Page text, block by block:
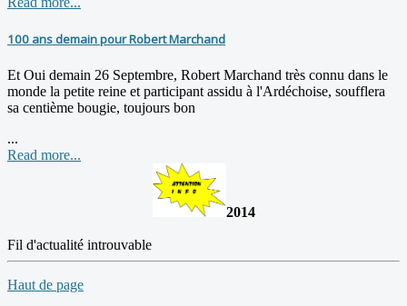
100 ans demain pour Robert Marchand
Et Oui demain 26 Septembre, Robert Marchand très connu dans le
monde la petite reine et participant assidu à l'Ardéchoise, soufflera
sa centième bougie, toujours bon
...
Read more...
2014
Fil d'actualité introuvable
Haut de page